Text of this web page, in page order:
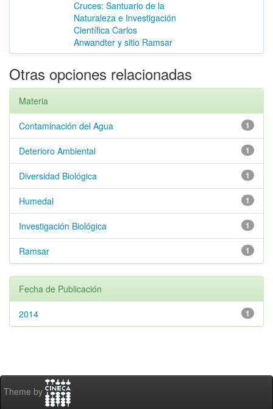
Cruces: Santuario de la
Naturaleza e Investigación
Científica Carlos
Anwandter y sitio Ramsar
Otras opciones relacionadas
Materia
1
Contaminación del Agua
1
Deterioro Ambiental
1
Diversidad Biológica
1
Humedal
1
Investigación Biológica
1
Ramsar
Fecha de Publicación
1
2014
Theme by